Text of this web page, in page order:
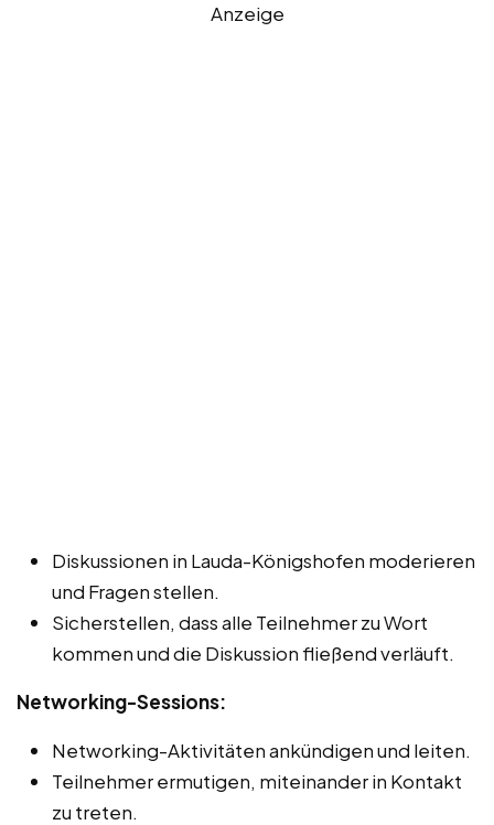
Anzeige
Diskussionen in Lauda-Königshofen moderieren
und Fragen stellen.
Sicherstellen, dass alle Teilnehmer zu Wort
kommen und die Diskussion fließend verläuft.
Networking-Sessions:
Networking-Aktivitäten ankündigen und leiten.
Teilnehmer ermutigen, miteinander in Kontakt
zu treten.